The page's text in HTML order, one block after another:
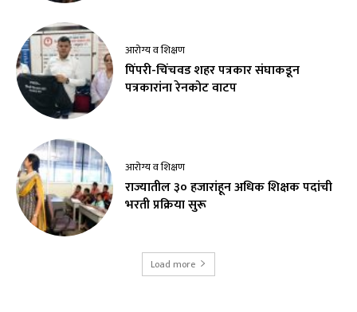
आरोग्य व शिक्षण
पिंपरी-चिंचवड शहर पत्रकार संघाकडून
पत्रकारांना रेनकोट वाटप
आरोग्य व शिक्षण
राज्यातील ३० हजारांहून अधिक शिक्षक पदांची
भरती प्रक्रिया सुरू
Load more